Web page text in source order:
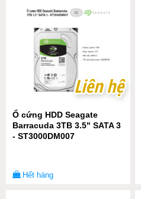
Liên hệ
Liên hệ
Ổ cứng HDD Seagate
Barracuda 3TB 3.5" SATA 3
- ST3000DM007
Hết hàng